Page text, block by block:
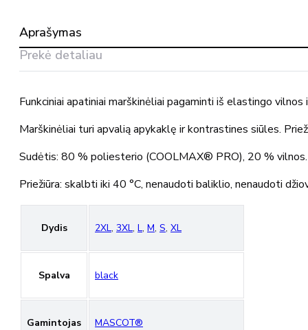
50027-
871
Aprašymas
Prekė detaliau
Funkciniai apatiniai marškinėliai pagaminti iš elastingo
Marškinėliai turi apvalią apykaklę ir kontrastines siūles.
Sudėtis: 80 % poliesterio (COOLMAX® PRO), 20 %
Priežiūra: skalbti iki 40 °C, nenaudoti baliklio, nenaudoti
Dydis 2XL, 3XL, L, M, S, XL
Spalva black
Gamintojas MASCOT®